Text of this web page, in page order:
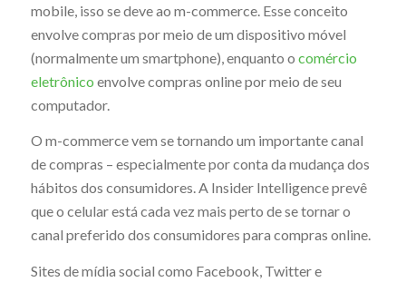
mobile, isso se deve ao m-commerce. Esse conceito
envolve compras por meio de um dispositivo móvel
(normalmente um smartphone), enquanto o comércio
eletrônico envolve compras online por meio de seu
computador.
O m-commerce vem se tornando um importante canal
de compras – especialmente por conta da mudança dos
hábitos dos consumidores. A Insider Intelligence prevê
que o celular está cada vez mais perto de se tornar o
canal preferido dos consumidores para compras online.
Sites de mídia social como Facebook, Twitter e